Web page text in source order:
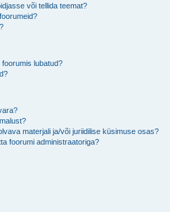
või tellida teemat?
foorumis lubatud?
materjali ja/või juriidilise küsimuse osas?
foorumi administraatoriga?